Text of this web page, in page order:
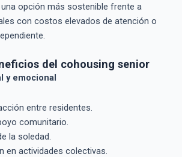
una opción más sostenible frente a
con costos elevados de atención o
del cohousing senior
y emocional
entre residentes.
comunitario.
la soledad.
en actividades colectivas.